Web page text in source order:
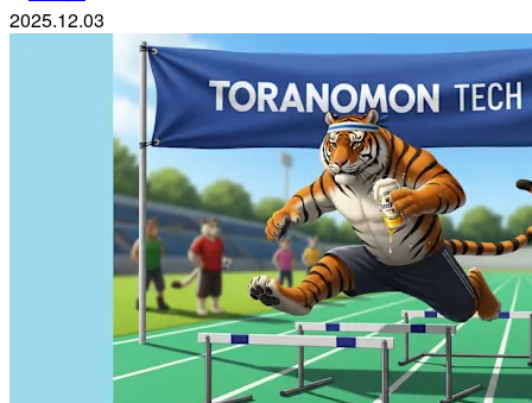
2025.12.03